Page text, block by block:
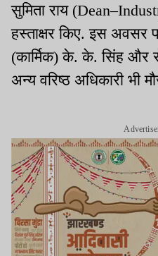
सुमिता राय
हस्ताक्षर किए. इस
(कार्मिक) के. के. सिंह
अन्य वरिष्ठ अधिकारी भी